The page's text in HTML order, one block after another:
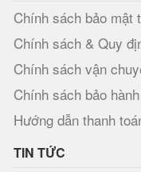
Chính sách bảo mật
Chính sách & Quy
Chính sách vận
Chính sách bảo hành
Hướng dẫn thanh
TIN TỨC